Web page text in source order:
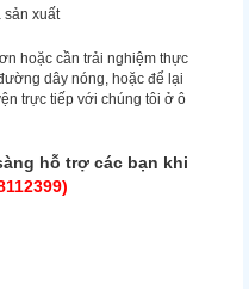
sản xuất
hoặc cần trải nghiệm thực
dây nóng, hoặc để lại
trực tiếp với chúng tôi ở ô
hỗ trợ các bạn khi